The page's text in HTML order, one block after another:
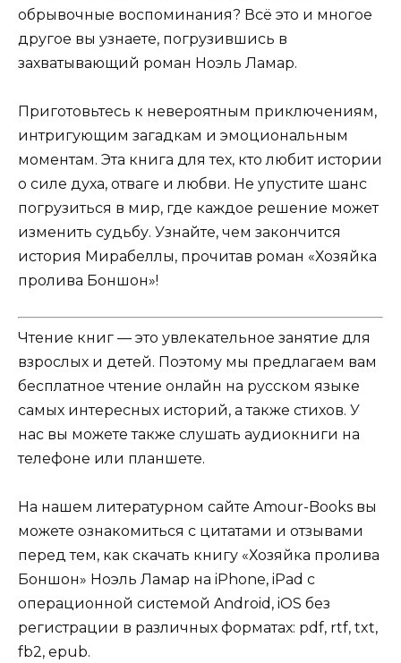
обрывочные воспоминания? Всё это и многое
другое вы узнаете, погрузившись в
захватывающий роман Ноэль Ламар.
Приготовьтесь к невероятным приключениям,
интригующим загадкам и эмоциональным
моментам. Эта книга для тех, кто любит истории
о силе духа, отваге и любви. Не упустите шанс
погрузиться в мир, где каждое решение может
изменить судьбу. Узнайте, чем закончится
история Мирабеллы, прочитав роман «Хозяйка
пролива Боншон»!
Чтение книг — это увлекательное занятие для
взрослых и детей. Поэтому мы предлагаем вам
бесплатное чтение онлайн на русском языке
самых интересных историй, а также стихов. У
нас вы можете также слушать аудиокниги на
телефоне или планшете.
На нашем литературном сайте Amour-Books вы
можете ознакомиться с цитатами и отзывами
перед тем, как скачать книгу «Хозяйка пролива
Боншон» Ноэль Ламар на iPhone, iPad с
операционной системой Android, iOS без
регистрации в различных форматах: pdf, rtf, txt,
fb2, epub.